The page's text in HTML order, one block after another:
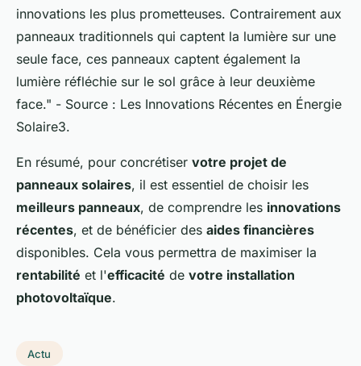
innovations les plus prometteuses. Contrairement aux
panneaux traditionnels qui captent la lumière sur une
seule face, ces panneaux captent également la
lumière réfléchie sur le sol grâce à leur deuxième
face." - Source : Les Innovations Récentes en Énergie
Solaire3.
En résumé, pour concrétiser votre projet de
panneaux solaires, il est essentiel de choisir les
meilleurs panneaux, de comprendre les innovations
récentes, et de bénéficier des aides financières
disponibles. Cela vous permettra de maximiser la
rentabilité et l'efficacité de votre installation
photovoltaïque.
Actu